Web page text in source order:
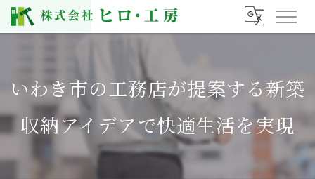
いわき市の工務店が提案する新築
収納アイデアで快適生活を実現